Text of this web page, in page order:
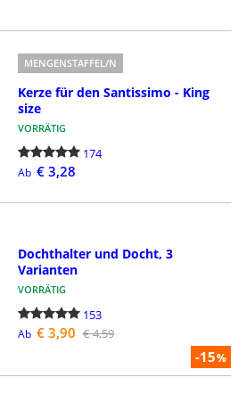
MENGENSTAFFEL/N
Kerze für den Santissimo - King
size
VORRÄTIG
174
Ab € 3,28
-15%
Dochthalter und Docht, 3
Varianten
VORRÄTIG
153
Ab € 3,90 € 4,59